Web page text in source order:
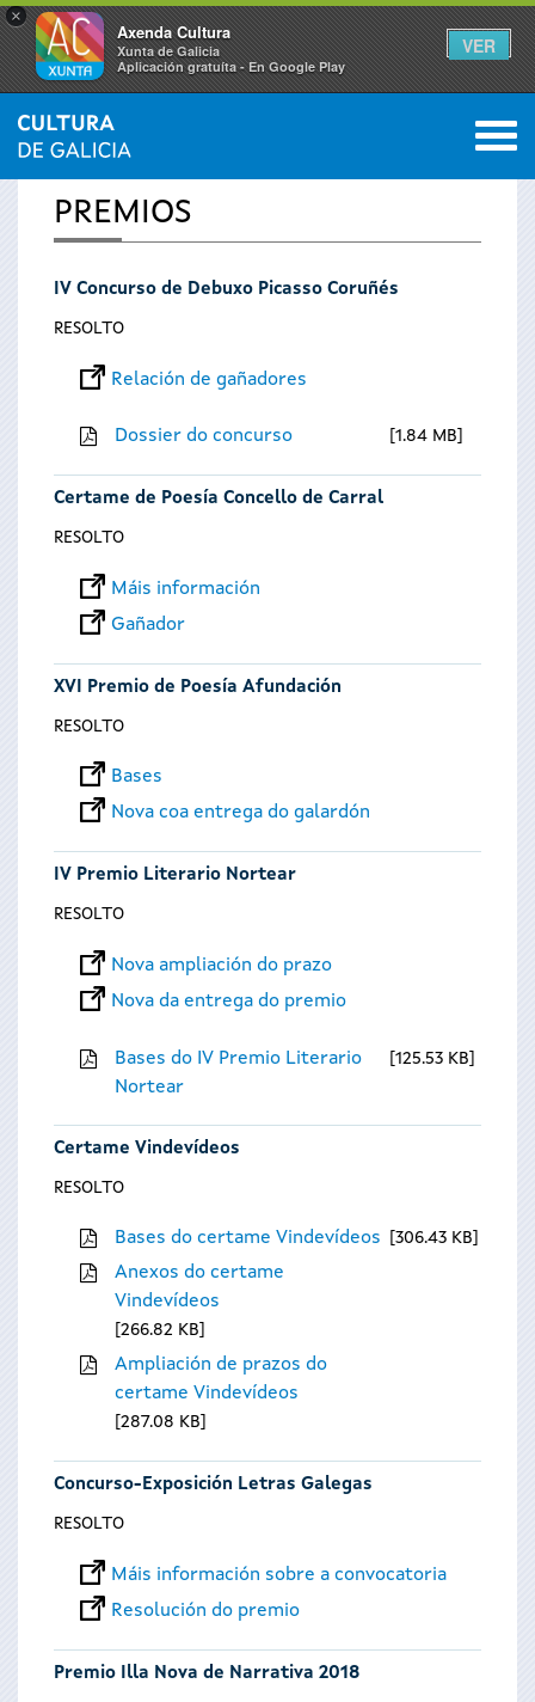
×
Axenda Cultura
Xunta de Galicia
Aplicación gratuíta - En Google Play
VER
Vostede
está
aquí
INICIO 0
PREMIOS
IV Concurso de Debuxo Picasso Coruñés
RESOLTO
Relación de gañadores
Dossier do concurso 1.84 MB
Certame de Poesía Concello de Carral
RESOLTO
Máis información
Gañador
XVI Premio de Poesía Afundación
RESOLTO
Bases
Nova coa entrega do galardón
IV Premio Literario Nortear
RESOLTO
Nova ampliación do prazo
Nova da entrega do premio
Bases do IV Premio Literario
Nortear
125.53 KB
Certame Vindevídeos
RESOLTO
Bases do certame Vindevídeos 306.43 KB
Anexos do certame
Vindevídeos
266.82 KB
Ampliación de prazos do
certame Vindevídeos
287.08 KB
Concurso-Exposición Letras Galegas
RESOLTO
Máis información sobre a convocatoria
Resolución do premio
Premio Illa Nova de Narrativa 2018